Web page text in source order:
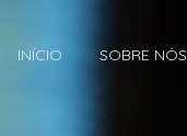
INÍCIO SOBRE NÓS